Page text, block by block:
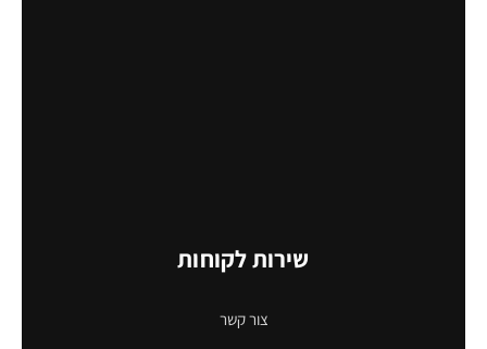
שירות לקוחות
צור קשר